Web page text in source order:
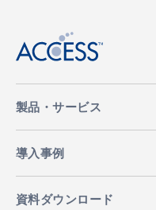
製品・サービス
導入事例
資料ダウンロード